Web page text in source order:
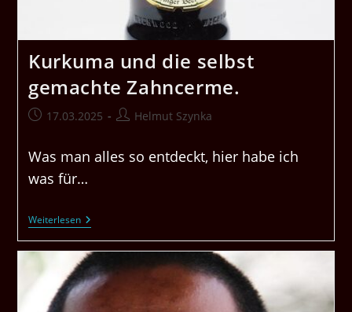
Kurkuma und die selbst
gemachte Zahncerme.
Beitrag17.03.2025
Beitrags-
Helmut Szynka
Was man alles so entdeckt, hier habe ich
was für…
WeiterlesenKurkuma
Und
Die
Selbst
Gemachte
Zahncerme.